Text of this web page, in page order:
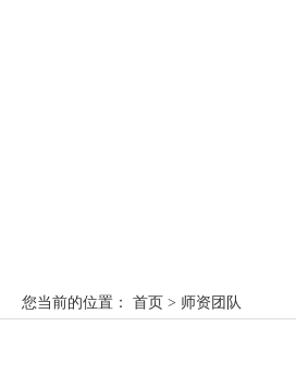
您当前的位置： 首页 > 师资团队